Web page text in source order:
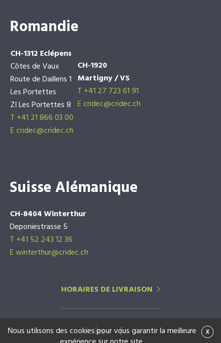
Romandie
CH-1312 Eclépens
Côtes de Vaux
Route de Daillens 1
Les Portettes
ZI Les Portettes 8
T +41 21 866 03 00
Ecridec@cridec.ch
CH-1920
Martigny / VS
T +41 27 723 61 91
Ecridec@cridec.ch
Suisse Alémanique
CH-8404 Winterthur
Deponiestrasse 5
T +41 52 243 12 36
E winterthur@cridec.ch
HORAIRES DE LIVRAISON
x
Nous utilisons des cookies pour vous garantir la meilleure